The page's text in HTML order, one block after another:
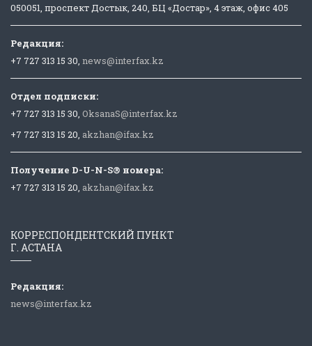
050051, проспект Достык, 240, БЦ «Достар», 4 этаж, офис 405
Редакция:
+7 727 313 15 30, news@interfax.kz
Отдел подписки:
+7 727 313 15 30, OksanaS@interfax.kz
+7 727 313 15 20, akzhan@ifax.kz
Получение D-U-N-S® номера:
+7 727 313 15 20, akzhan@ifax.kz
КОРРЕСПОНДЕНТСКИЙ ПУНКТ
Г. АСТАНА
Редакция:
news@interfax.kz